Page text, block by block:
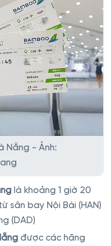
Nẵng - Ảnh:
là khoảng 1 giờ 20
sân bay Nội Bài (HAN)
(DAD)
được các hãng